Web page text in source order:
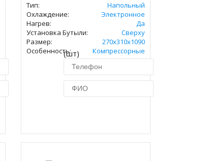
Тип:
Напольный
Охлаждение:
Электронное
Нагрев:
Да
Установка Бутыли:
Сверху
Размер:
270х310х1090
Особенность:
Компрессорные
(шт)